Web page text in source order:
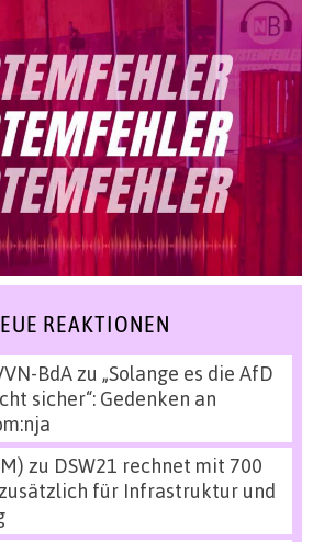
REAKTIONEN
BdAzu „Solange es die AfD
sicher“: Gedenken an
zu DSW21 rechnet mit 700
für Infrastruktur und